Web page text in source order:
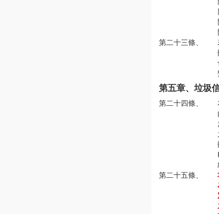
第二十三條、
第五章、垃圾
第二十四條、
第二十五條、